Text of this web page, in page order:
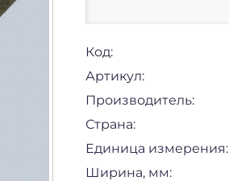
Код:
Артикул:
Производитель:
Страна:
Единица измерения:
Ширина, мм: